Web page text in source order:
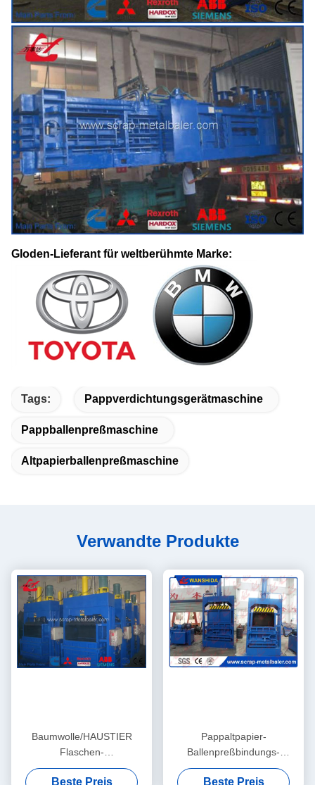
Gloden-Lieferant für weltberühmte Marke:
Tags: Pappverdichtungsgerätmaschine
Pappballenpreßmaschine
Altpapierballenpreßmaschine
Verwandte Produkte
Baumwolle/HAUSTIER
Flaschen-
Emballierungsmaschine mit
Beste Preis
Pappaltpapier-
Ballenpreßbindungs-
Ballenpresse mit hoher
Beste Preis